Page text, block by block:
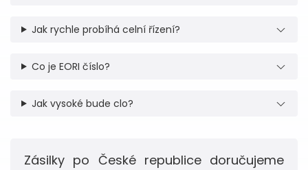
Jak rychle probíhá celní řízení?
Co je EORI číslo?
Jak vysoké bude clo?
Zásilky po České republice doručujeme